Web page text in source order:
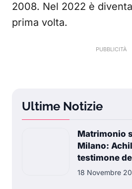
2008. Nel 2022 è
prima volta.
Ultime Notizie
Matrimonio
Milano:
testimone
18 Novembre